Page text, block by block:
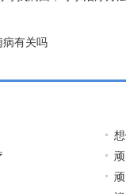
病有关吗